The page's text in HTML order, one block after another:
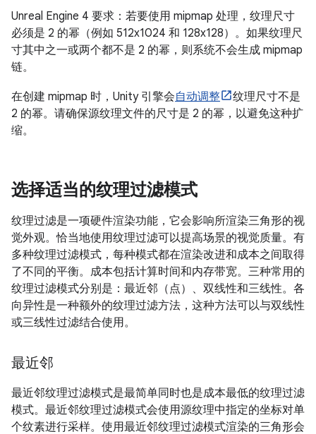
Unreal Engine 4 要求：若要使用 mipmap 处理，纹理尺寸
必须是 2 的幂（例如 512x1024 和 128x128）。如果纹理尺
寸其中之一或两个都不是 2 的幂，则系统不会生成 mipmap
链。
在创建 mipmap 时，Unity 引擎会自动调整
纹理尺寸不是
2 的幂。请确保源纹理文件的尺寸是 2 的幂，以避免这种扩
缩。
选择适当的纹理过滤模式
纹理过滤是一项硬件渲染功能，它会影响所渲染三角形的视
觉外观。恰当地使用纹理过滤可以提高场景的视觉质量。有
多种纹理过滤模式，每种模式都在渲染改进和成本之间取得
了不同的平衡。成本包括计算时间和内存带宽。三种常用的
纹理过滤模式分别是：最近邻（点）、双线性和三线性。各
向异性是一种额外的纹理过滤方法，这种方法可以与双线性
或三线性过滤结合使用。
最近邻
最近邻纹理过滤模式是最简单同时也是成本最低的纹理过滤
模式。最近邻纹理过滤模式会使用源纹理中指定的坐标对单
个纹素进行采样。使用最近邻纹理过滤模式渲染的三角形会